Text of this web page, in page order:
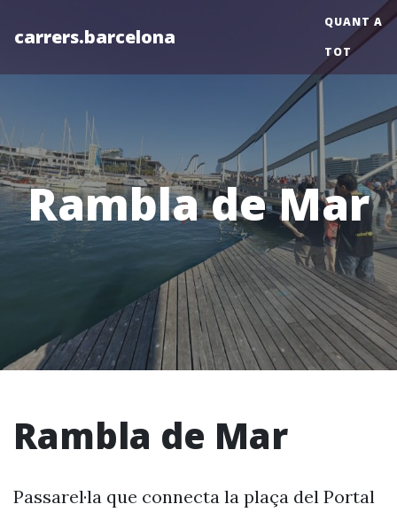
carrers.barcelona
QUANT A
TOT
Rambla de Mar
Rambla de Mar
Passarel·la que connecta la plaça del Portal